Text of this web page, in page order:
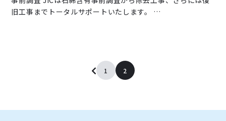
旧工事までトータルサポートいたします。 …
1 2